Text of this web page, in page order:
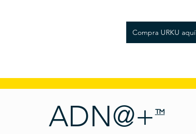
Compra URKU aquí
ADN@+ TM